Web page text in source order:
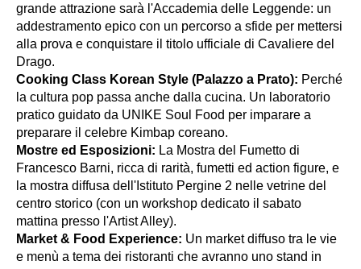
grande attrazione sarà l'Accademia delle Leggende: un
addestramento epico con un percorso a sfide per mettersi
alla prova e conquistare il titolo ufficiale di Cavaliere del
Drago.
Cooking Class Korean Style (Palazzo a Prato): Perché
la cultura pop passa anche dalla cucina. Un laboratorio
pratico guidato da UNIKE Soul Food per imparare a
preparare il celebre Kimbap coreano.
Mostre ed Esposizioni: La Mostra del Fumetto di
Francesco Barni, ricca di rarità, fumetti ed action figure, e
la mostra diffusa dell'Istituto Pergine 2 nelle vetrine del
centro storico (con un workshop dedicato il sabato
mattina presso l'Artist Alley).
Market & Food Experience: Un market diffuso tra le vie
e menù a tema dei ristoranti che avranno uno stand in